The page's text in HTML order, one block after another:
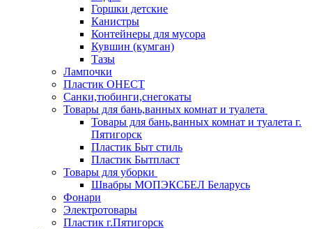
Горшки детские
Канистры
Контейнеры для мусора
Кувшин (кумган)
Тазы
Лампочки
Пластик ОНЕСТ
Санки,тюбинги,снегокаты
Товары для бань,ванных комнат и туалета
Товары для бань,ванных комнат и туалета г.
Пятигорск
Пластик Быт стиль
Пластик Бытпласт
Товары для уборки
Швабры МОПЭКСБЕЛ Беларусь
Фонари
Электротовары
Пластик г.Пятигорск